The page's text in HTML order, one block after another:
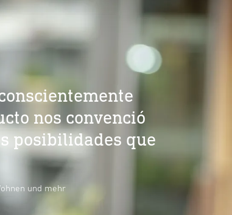
nos convenció
posibilidades que
und mehr